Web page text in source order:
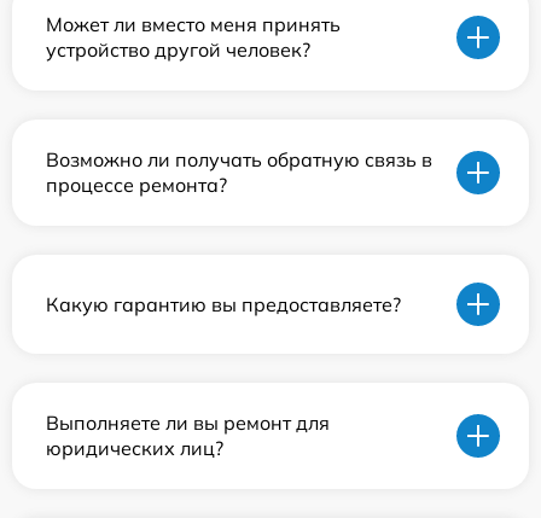
Может ли вместо меня принять
устройство другой человек?
Возможно ли получать обратную связь в
процессе ремонта?
Какую гарантию вы предоставляете?
Выполняете ли вы ремонт для
юридических лиц?